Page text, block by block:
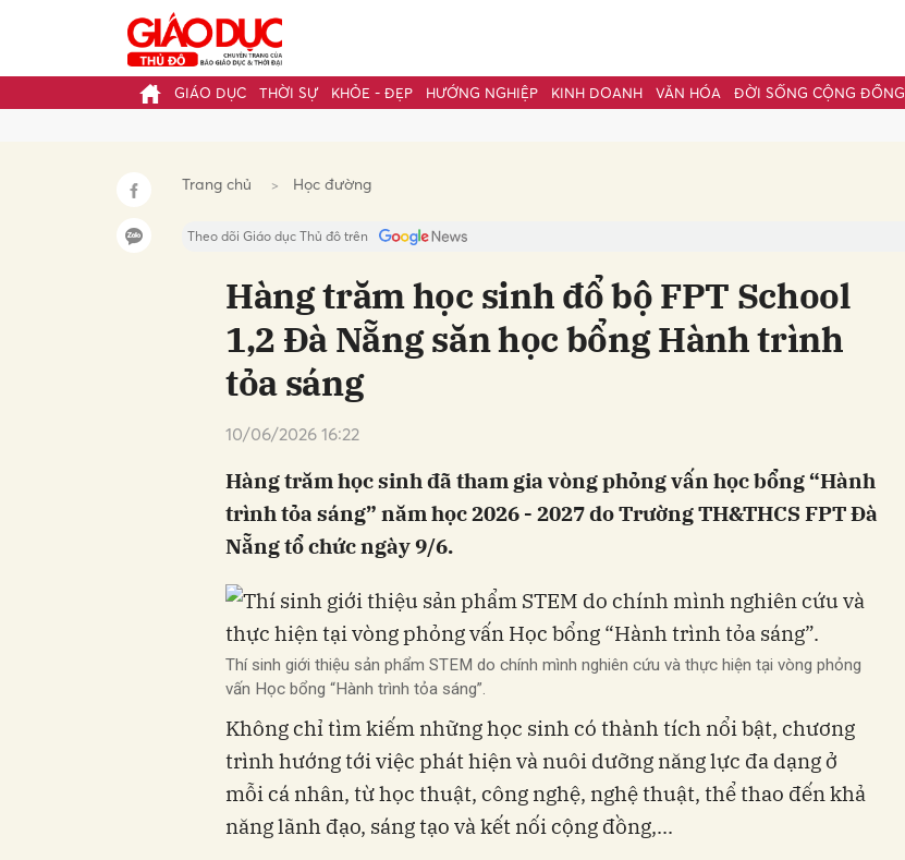
GIÁO DỤC THỜI SỰ KHỎE - ĐẸP HƯỚNG NGHIỆP KINH DOANH VĂN HÓA ĐỜI SỐNG CỘNG ĐỒNG
Trang chủ Học đường
Theo dõi Giáo dục Thủ đô trên
Hàng trăm học sinh đổ bộ FPT School
1,2 Đà Nẵng săn học bổng Hành trình
tỏa sáng
10/06/2026 16:22
Hàng trăm học sinh đã tham gia vòng phỏng vấn học bổng “Hành
trình tỏa sáng” năm học 2026 - 2027 do Trường TH&THCS FPT Đà
Nẵng tổ chức ngày 9/6.
Thí sinh giới thiệu sản phẩm STEM do chính mình nghiên cứu và thực hiện tại vòng phỏng
vấn Học bổng “Hành trình tỏa sáng”.
Không chỉ tìm kiếm những học sinh có thành tích nổi bật, chương
trình hướng tới việc phát hiện và nuôi dưỡng năng lực đa dạng ở
mỗi cá nhân, từ học thuật, công nghệ, nghệ thuật, thể thao đến khả
năng lãnh đạo, sáng tạo và kết nối cộng đồng,...
Gửi bình luận